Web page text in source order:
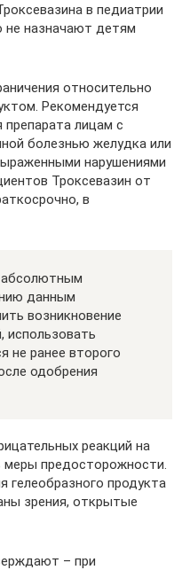
в педиатрии
не назначают детям
относительно
Рекомендуется
лицам с
болезнью желудка или
нарушениями
Троксевазин от
в
абсолютным
данным
возникновение
использовать
не ранее второго
одобрения
реакций на
предосторожности.
гелеобразного продукта
зрения, открытые
– при